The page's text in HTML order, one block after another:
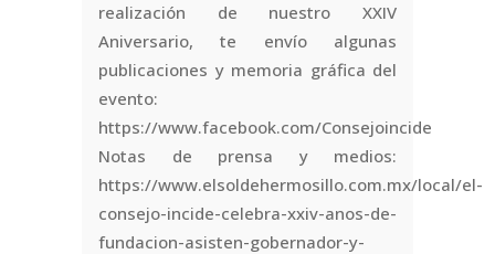
realización de nuestro XXIV
Aniversario, te envío algunas
publicaciones y memoria gráfica del
evento:
https://www.facebook.com/Consejoincide
Notas de prensa y medios:
https://www.elsoldehermosillo.com.mx/local/el-
consejo-incide-celebra-xxiv-anos-de-
fundacion-asisten-gobernador-y-